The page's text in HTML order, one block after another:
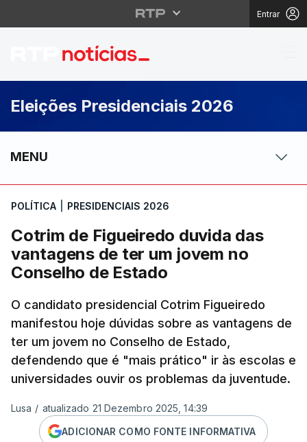
Entrar
Cotrim de Figueiredo
Eleições Presidenciais 2026
MENU
POLÍTICA PRESIDENCIAIS 2026
Cotrim de Figueiredo duvida das
vantagens de ter um jovem no
Conselho de Estado
O candidato presidencial Cotrim Figueiredo
manifestou hoje dúvidas sobre as vantagens de
ter um jovem no Conselho de Estado,
defendendo que é "mais prático" ir às escolas e
universidades ouvir os problemas da juventude.
Lusa / atualizado 21 Dezembro 2025, 14:39
ADICIONAR COMO FONTE INFORMATIVA